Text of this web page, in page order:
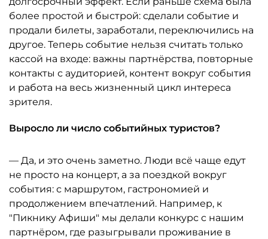
более простой и быстрой: сделали событие и
продали билеты, заработали, переключились на
другое. Теперь событие нельзя считать только
кассой на входе: важны партнёрства, повторные
контакты с аудиторией, контент вокруг события
и работа на весь жизненный цикл интереса
зрителя.
Выросло ли число событийных туристов?
— Да, и это очень заметно. Люди всё чаще едут
не просто на концерт, а за поездкой вокруг
события: с маршрутом, гастрономией и
продолжением впечатлений. Например, к
"Пикнику Афиши" мы делали конкурс с нашим
партнёром, где разыгрывали проживание в